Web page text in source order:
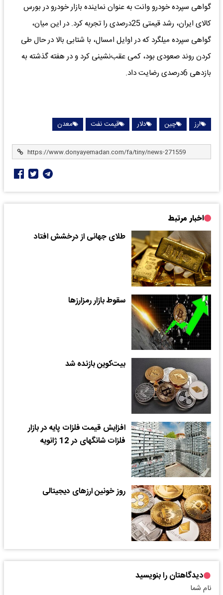
گواهی سپرده خودرو وانت به عنوان نماینده بازار خودرو در بورس
کالای ایران، رشد قیمتی 25درصدی را تجربه کرد. در این میان،
گواهی سپرده میلگرد که در اوایل امسال، با شتابی بالا در حال طی
کردن روند صعودی بود، کمی عقب‌نشینی کرد و در هفته گذشته به
بازدهی 6درصدی رضایت داد.
ارز چین دلار قیمت نفت معدن
اخبار مرتبط
طلای جهانی از درخشش افتاد
سقوط بازار رمزارز‌ها
بیت‌کوین بازنده شد
افزایش قیمت فلزات پایه در بازار
فلزات شانگهای در 12 ژانویه
روز خونین ارزهای دیجیتالی
دیدگاهتان را بنویسید
نام شما